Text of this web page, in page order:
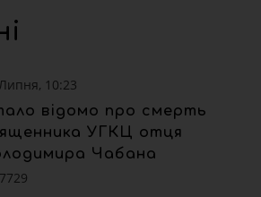
10:23
відомо про смерть
УГКЦ отця
Чабана
7729